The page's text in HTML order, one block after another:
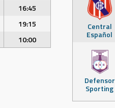
16:45
19:15
10:00
Central
Español
Defensor
Sporting